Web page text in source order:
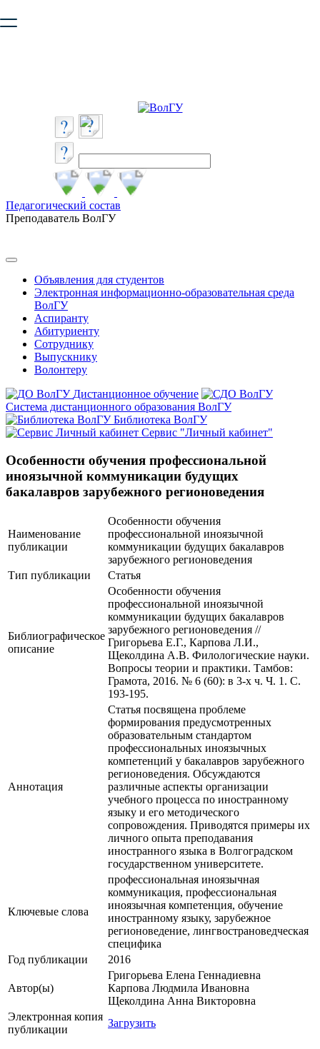
безопасную работу с сайтом. Пожалуйста
Педагогический состав
Преподаватель ВолГУ
Объявления для студентов
Электронная информационно-образовательная среда
ВолГУ
Аспиранту
Абитуриенту
Сотруднику
Выпускнику
Волонтеру
Дистанционное обучение
Система дистанционного образования ВолГУ
Библиотека ВолГУ
Сервис "Личный кабинет"
Особенности обучения профессиональной
иноязычной коммуникации будущих
бакалавров зарубежного регионоведения
Наименование
публикации
Особенности обучения
профессиональной иноязычной
коммуникации будущих бакалавров
зарубежного регионоведения
Тип публикации
Статья
Библиографическое
описание
Особенности обучения
профессиональной иноязычной
коммуникации будущих бакалавров
зарубежного регионоведения //
Григорьева Е.Г., Карпова Л.И.,
Щеколдина А.В. Филологические науки.
Вопросы теории и практики. Тамбов:
Грамота, 2016. № 6 (60): в 3-х ч. Ч. 1. С.
193-195.
Аннотация
Статья посвящена проблеме
формирования предусмотренных
образовательным стандартом
профессиональных иноязычных
компетенций у бакалавров зарубежного
регионоведения. Обсуждаются
различные аспекты организации
учебного процесса по иностранному
языку и его методического
сопровождения. Приводятся примеры их
личного опыта преподавания
иностранного языка в Волгоградском
государственном университете.
Ключевые cлова
профессиональная иноязычная
коммуникация, профессиональная
иноязычная компетенция, обучение
иностранному языку, зарубежное
регионоведение, лингвострановедческая
специфика
Год публикации
2016
Автор(ы)
Григорьева Елена Геннадиевна
Карпова Людмила Ивановна
Щеколдина Анна Викторовна
Электронная копия
публикации
Загрузить